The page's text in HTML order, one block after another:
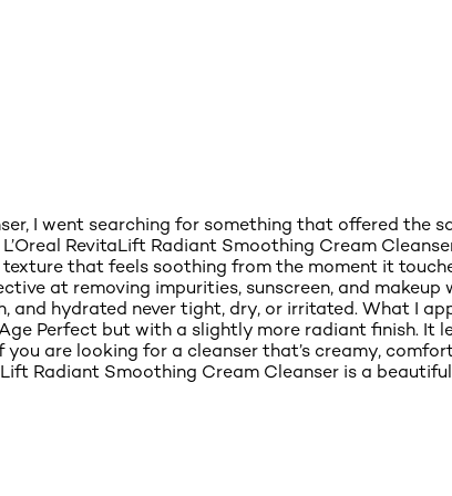
I went searching for something that offered the
RevitaLift Radiant Smoothing Cream
that feels soothing from the moment it
at removing impurities, sunscreen, and makeup
and hydrated never tight, dry, or irritated. What I
Perfect but with a slightly more radiant finish. It
are looking for a cleanser that’s creamy,
Radiant Smoothing Cream Cleanser is a